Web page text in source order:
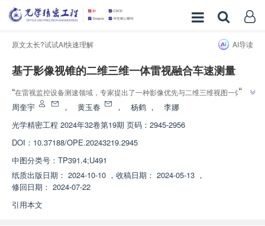
原文太长?试试AI快速理解 AI导读
基于影像视锥的二维三维一体雷视融合车速测量
“在雷视监控设备测速领域，专家提出了一种影像优先与二维三维视图一体的
多目标连续追踪测速方法，有效解决了视角导致的不同分辨率点云目标检测混
”
周奎宇 ， 黄玉春 ， 杨鹤 ，
李娜
光学精密工程 2024年32卷第19期 页码：2945-2956
DOI： 10.37188/OPE.20243219.2945
中图分类号： TP391.4;U491
纸质出版日期： 2024-10-10 ， 收稿日期： 2024-05-13 ，
修回日期： 2024-07-22
引用本文